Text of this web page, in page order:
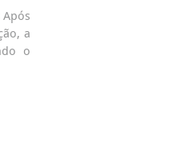
a
o